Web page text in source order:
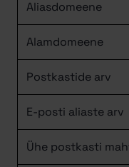
Aliasdomeene
Alamdomeene
Postkastide arv
E-posti aliaste arv
Ühe postkasti